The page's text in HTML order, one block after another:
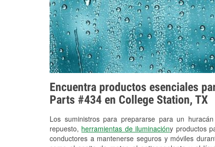
Encuentra productos esenciales
Parts #434 en College Station, TX
Los suministros para prepararse para un
repuesto, herramientas de iluminacióny productos
conductores a mantenerse seguros y móviles